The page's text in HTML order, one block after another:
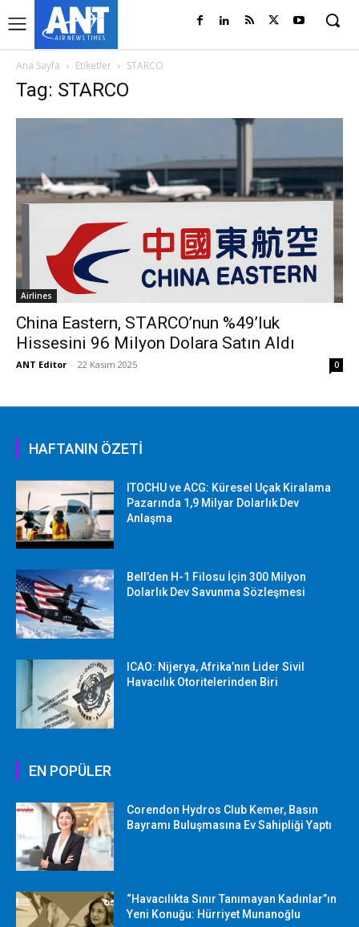
Ana Sayfa Etiketler STARCO
Tag: STARCO
Airlines
China Eastern, STARCO’nun %49’luk
Hissesini 96 Milyon Dolara Satın Aldı
ANT Editor - 22 Kasım 2025 0
HAFTANIN ÖZETİ
ITOCHU ve ACG: Küresel Uçak Kiralama
Pazarında 1,9 Milyar Dolarlık Dev
Anlaşma
Bell’den H-1 Filosu İçin 300 Milyon
Dolarlık Dev Savunma Sözleşmesi
ICAO: Nijerya, Afrika’nın Lider Sivil
Havacılık Otoritelerinden Biri
EN POPÜLER
Corendon Hydros Club Kemer, Basın
Bayramı Buluşmasına Ev Sahipliği Yaptı
“Havacılıkta Sınır Tanımayan Kadınlar”ın
Yeni Konuğu: Hürriyet Munanoğlu